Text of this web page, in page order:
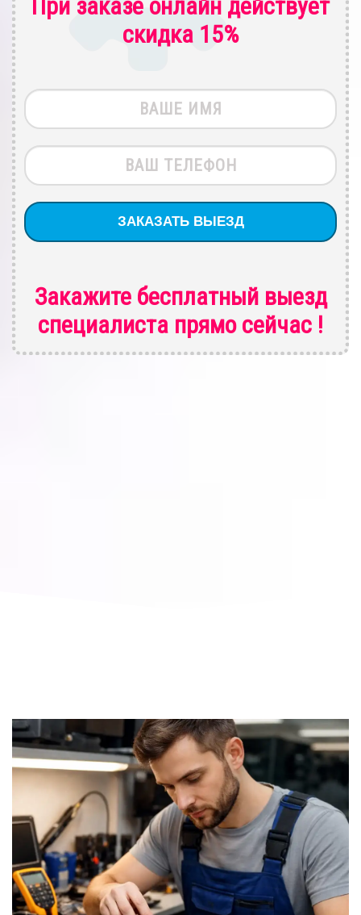
При заказе онлайн действует
скидка 15%
Закажите бесплатный выезд
специалиста прямо сейчас !